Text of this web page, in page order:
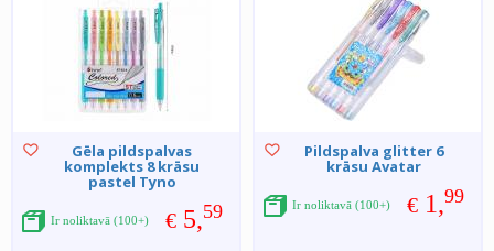
Gēla pildspalvas
komplekts 8 krāsu
pastel Tyno
€ 5,59
Ir noliktavā (100+)
Pildspalva glitter 6
krāsu Avatar
€ 1,99
Ir noliktavā (100+)